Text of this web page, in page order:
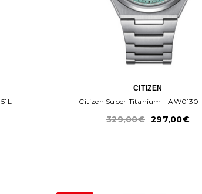
CITIZEN
Citizen Super Titanium -
329,00€ 297,00€